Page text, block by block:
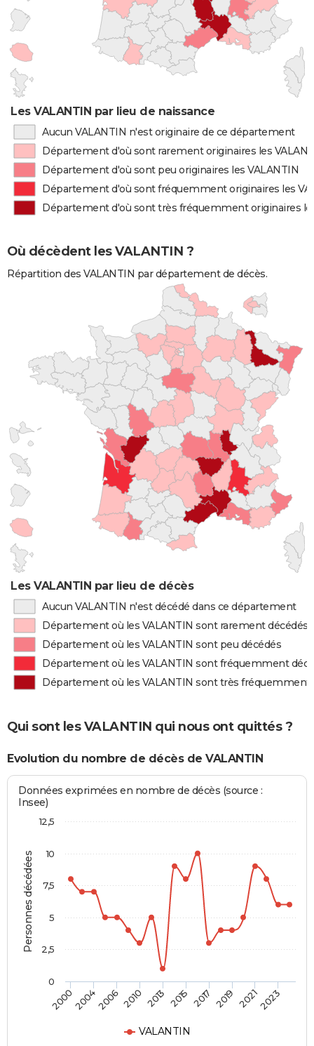
Les VALANTIN par lieu de naissance
Aucun VALANTIN n'est originaire de ce département
Département d'où sont rarement originaires les
Département d'où sont peu originaires les VALANTIN
Département d'où sont fréquemment originaires les
Département d'où sont très fréquemment originaires
Où décèdent les VALANTIN ?
Répartition des VALANTIN par département de décès.
Les VALANTIN par lieu de décès
Aucun VALANTIN n'est décédé dans ce département
Département où les VALANTIN sont rarement décédés
Département où les VALANTIN sont peu décédés
Département où les VALANTIN sont fréquemment
Département où les VALANTIN sont très fréquemment
Qui sont les VALANTIN qui nous ont quittés ?
Evolution du nombre de décès de VALANTIN
Personnes décédées
Données exprimées en nombre de décès (source :
Insee)
VALANTIN
200020042006 2010 2013 2015 2017 2019 20212023
0
2,5
5
7,5
10
12,5